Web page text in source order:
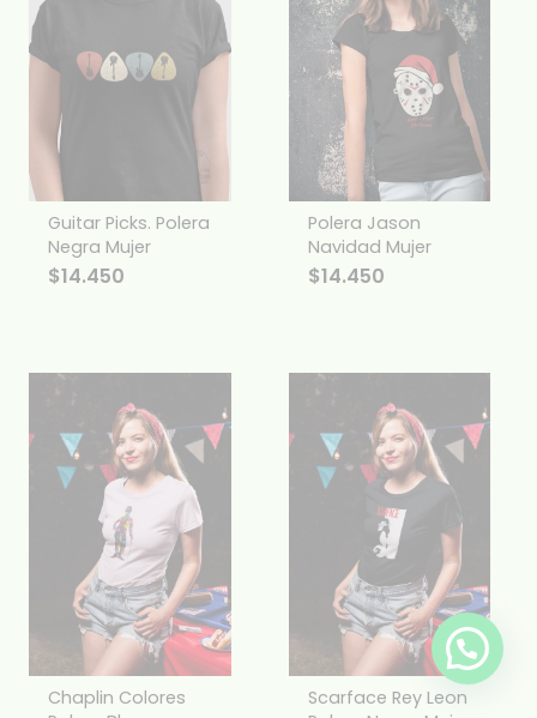
Guitar Picks. Polera
Negra Mujer
$14.450
Polera Jason
Navidad Mujer
$14.450
Chaplin Colores
Scarface Rey Leon